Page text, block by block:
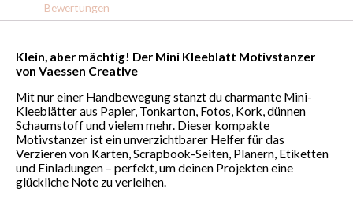
Bewertungen
Klein, aber mächtig! Der Mini Kleeblatt Motivstanzer
von Vaessen Creative
Mit nur einer Handbewegung stanzt du charmante Mini-
Kleeblätter aus Papier, Tonkarton, Fotos, Kork, dünnen
Schaumstoff und vielem mehr. Dieser kompakte
Motivstanzer ist ein unverzichtbarer Helfer für das
Verzieren von Karten, Scrapbook-Seiten, Planern, Etiketten
und Einladungen – perfekt, um deinen Projekten eine
glückliche Note zu verleihen.